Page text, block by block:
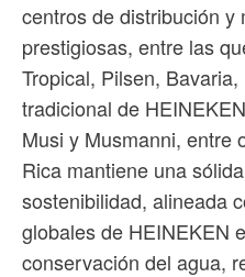
centros de distribución y
prestigiosas, entre las
Tropical, Pilsen,
tradicional de
Musi y Musmanni, entre
Rica mantiene una
sostenibilidad, alineada
globales de HEINEKEN
conservación del agua,